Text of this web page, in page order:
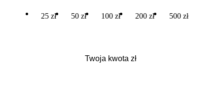
25 zł 50 zł 100 zł 200 zł 500 zł